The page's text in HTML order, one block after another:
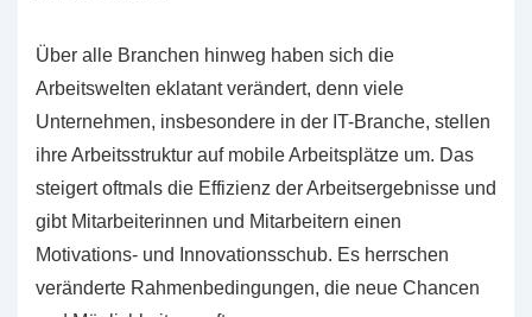
Über alle Branchen hinweg haben sich die
Arbeitswelten eklatant verändert, denn viele
Unternehmen, insbesondere in der IT-Branche, stellen
ihre Arbeitsstruktur auf mobile Arbeitsplätze um. Das
steigert oftmals die Effizienz der Arbeitsergebnisse und
gibt Mitarbeiterinnen und Mitarbeitern einen
Motivations- und Innovationsschub. Es herrschen
veränderte Rahmenbedingungen, die neue Chancen